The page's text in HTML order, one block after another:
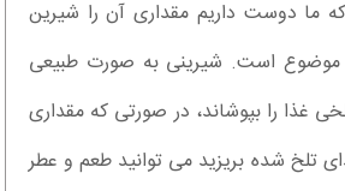
که ما دوست داریم مقداری آن را شیرین
موضوع است. شیرینی به صورت طبیعی
غذا را بپوشاند، در صورتی که مقداری
تلخ شده بریزید می توانید طعم و عطر